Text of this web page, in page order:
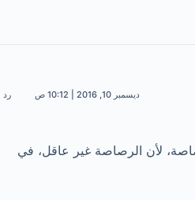
ديسمبر 10, 2016 | 10:12 ص رد
لأن الرصاصة غير عاقل، في